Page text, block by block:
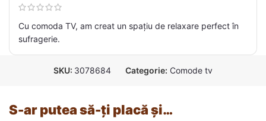
Cu comoda TV, am creat un spațiu de relaxare perfect în
sufragerie.
SKU: 3078684 Categorie: Comode tv
S-ar putea să-ți placă și…